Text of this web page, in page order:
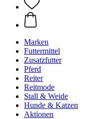
Marken
Futtermittel
Zusatzfutter
Pferd
Reiter
Reitmode
Stall & Weide
Hunde & Katzen
Aktionen